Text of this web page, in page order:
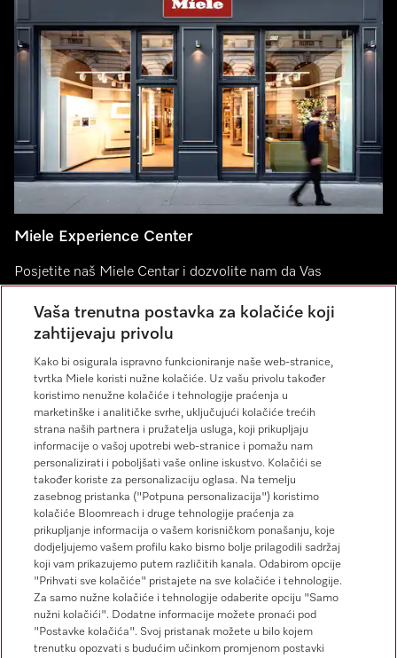
Miele Experience Center
Posjetite naš Miele Centar i dozvolite nam da Vas
Miele Experience Center Zagreb
Kontakt 01 668 90 00
Follow Miele
Newsletter
Vaša trenutna postavka za kolačiće koji
zahtijevaju privolu
Kako bi osigurala ispravno funkcioniranje naše web-stranice,
tvrtka Miele koristi nužne kolačiće. Uz vašu privolu također
koristimo nenužne kolačiće i tehnologije praćenja u
marketinške i analitičke svrhe, uključujući kolačiće trećih
strana naših partnera i pružatelja usluga, koji prikupljaju
informacije o vašoj upotrebi web-stranice i pomažu nam
personalizirati i poboljšati vaše online iskustvo. Kolačići se
također koriste za personalizaciju oglasa. Na temelju
zasebnog pristanka ("Potpuna personalizacija") koristimo
kolačiće Bloomreach i druge tehnologije praćenja za
prikupljanje informacija o vašem korisničkom ponašanju, koje
dodjeljujemo vašem profilu kako bismo bolje prilagodili sadržaj
koji vam prikazujemo putem različitih kanala. Odabirom opcije
"Prihvati sve kolačiće" pristajete na sve kolačiće i tehnologije.
Za samo nužne kolačiće i tehnologije odaberite opciju "Samo
nužni kolačići". Dodatne informacije možete pronaći pod
"Postavke kolačića". Svoj pristanak možete u bilo kojem
trenutku opozvati s budućim učinkom promjenom postavki